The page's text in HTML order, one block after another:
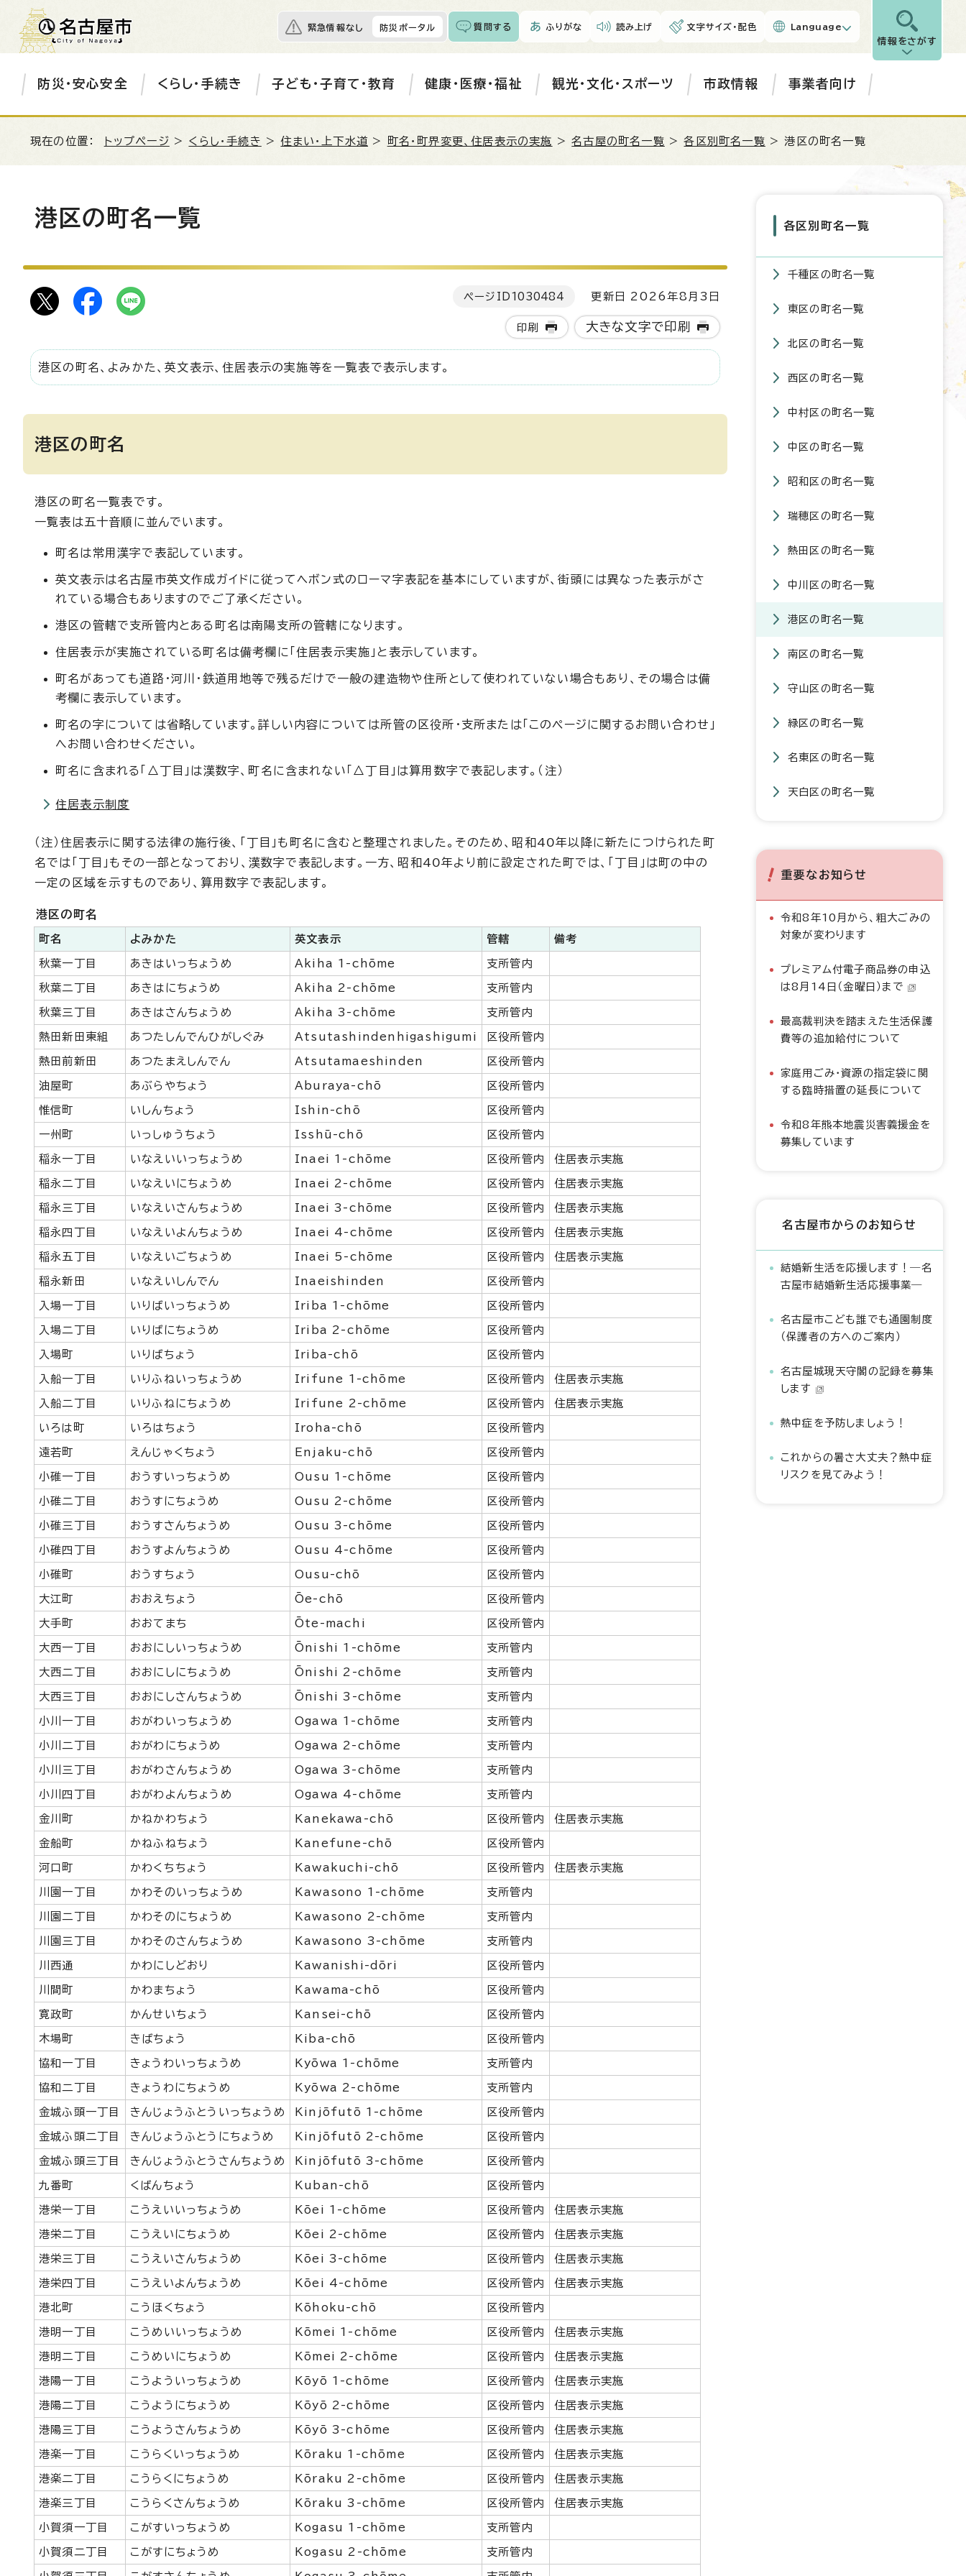
緊急情報なし 防災ポータル 質問する ふりがな 読み上げ 文字サイズ・配色 Language
情報をさがす
防災・安心安全 くらし・手続き 子ども・子育て・教育 健康・医療・福祉 観光・文化・スポーツ 市政情報 事業者向け
現在の位置： トップページ > くらし・手続き >住まい・上下水道 > 町名・町界変更、住居表示の実施 >名古屋の町名一覧 >各区別町名一覧 > 港区の町名一覧
港区の町名一覧
ページID 1030484 更新日 2026年8月3日
印刷 大きな文字で印刷
港区の町名、よみかた、英文表示、住居表示の実施等を一覧表で表示します。
港区の町名
港区の町名一覧表です。
一覧表は五十音順に並んでいます。
町名は常用漢字で表記しています。
英文表示は名古屋市英文作成ガイドに従ってヘボン式のローマ字表記を基本にしていますが、街頭には異なった表示がさ
れている場合もありますのでご了承ください。
港区の管轄で支所管内とある町名は南陽支所の管轄になります。
住居表示が実施されている町名は備考欄に「住居表示実施」と表示しています。
町名があっても道路・河川・鉄道用地等で残るだけで一般の建造物や住所として使われていない場合もあり、その場合は備
考欄に表示しています。
町名の字については省略しています。詳しい内容については所管の区役所・支所または「このページに関するお問い合わせ」
へお問い合わせください。
町名に含まれる「△丁目」は漢数字、町名に含まれない「△丁目」は算用数字で表記します。（注）
住居表示制度
（注）住居表示に関する法律の施行後、「丁目」も町名に含むと整理されました。そのため、昭和40年以降に新たにつけられた町
名では「丁目」もその一部となっており、漢数字で表記します。一方、昭和40年より前に設定された町では、「丁目」は町の中の
一定の区域を示すものであり、算用数字で表記します。
港区の町名
町名 よみかた 英文表示 管轄 備考
秋葉一丁目 あきはいっちょうめ Akiha 1-chōme 支所管内
秋葉二丁目 あきはにちょうめ Akiha 2-chōme 支所管内
秋葉三丁目 あきはさんちょうめ Akiha 3-chōme 支所管内
熱田新田東組 あつたしんでんひがしぐみ Atsutashindenhigashigumi 区役所管内
熱田前新田 あつたまえしんでん Atsutamaeshinden 区役所管内
油屋町 あぶらやちょう Aburaya-chō 区役所管内
惟信町 いしんちょう Ishin-chō 区役所管内
一州町 いっしゅうちょう Isshū-chō 区役所管内
稲永一丁目 いなえいいっちょうめ Inaei 1-chōme 区役所管内 住居表示実施
稲永二丁目 いなえいにちょうめ Inaei 2-chōme 区役所管内 住居表示実施
稲永三丁目 いなえいさんちょうめ Inaei 3-chōme 区役所管内 住居表示実施
稲永四丁目 いなえいよんちょうめ Inaei 4-chōme 区役所管内 住居表示実施
稲永五丁目 いなえいごちょうめ Inaei 5-chōme 区役所管内 住居表示実施
稲永新田 いなえいしんでん Inaeishinden 区役所管内
入場一丁目 いりばいっちょうめ Iriba 1-chōme 区役所管内
入場二丁目 いりばにちょうめ Iriba 2-chōme 区役所管内
入場町 いりばちょう Iriba-chō 区役所管内
入船一丁目 いりふねいっちょうめ Irifune 1-chōme 区役所管内 住居表示実施
入船二丁目 いりふねにちょうめ Irifune 2-chōme 区役所管内 住居表示実施
いろは町 いろはちょう Iroha-chō 区役所管内
遠若町 えんじゃくちょう Enjaku-chō 区役所管内
小碓一丁目 おうすいっちょうめ Ousu 1-chōme 区役所管内
小碓二丁目 おうすにちょうめ Ousu 2-chōme 区役所管内
小碓三丁目 おうすさんちょうめ Ousu 3-chōme 区役所管内
小碓四丁目 おうすよんちょうめ Ousu 4-chōme 区役所管内
小碓町 おうすちょう Ousu-chō 区役所管内
大江町 おおえちょう Ōe-chō 区役所管内
大手町 おおてまち Ōte-machi 区役所管内
大西一丁目 おおにしいっちょうめ Ōnishi 1-chōme 支所管内
大西二丁目 おおにしにちょうめ Ōnishi 2-chōme 支所管内
大西三丁目 おおにしさんちょうめ Ōnishi 3-chōme 支所管内
小川一丁目 おがわいっちょうめ Ogawa 1-chōme 支所管内
小川二丁目 おがわにちょうめ Ogawa 2-chōme 支所管内
小川三丁目 おがわさんちょうめ Ogawa 3-chōme 支所管内
小川四丁目 おがわよんちょうめ Ogawa 4-chōme 支所管内
金川町 かねかわちょう Kanekawa-chō 区役所管内 住居表示実施
金船町 かねふねちょう Kanefune-chō 区役所管内
河口町 かわくちちょう Kawakuchi-chō 区役所管内 住居表示実施
川園一丁目 かわそのいっちょうめ Kawasono 1-chōme 支所管内
川園二丁目 かわそのにちょうめ Kawasono 2-chōme 支所管内
川園三丁目 かわそのさんちょうめ Kawasono 3-chōme 支所管内
川西通 かわにしどおり Kawanishi-dōri 区役所管内
川間町 かわまちょう Kawama-chō 区役所管内
寛政町 かんせいちょう Kansei-chō 区役所管内
木場町 きばちょう Kiba-chō 区役所管内
協和一丁目 きょうわいっちょうめ Kyōwa 1-chōme 支所管内
協和二丁目 きょうわにちょうめ Kyōwa 2-chōme 支所管内
金城ふ頭一丁目 きんじょうふとういっちょうめ Kinjōfutō 1-chōme 区役所管内
金城ふ頭二丁目 きんじょうふとうにちょうめ Kinjōfutō 2-chōme 区役所管内
金城ふ頭三丁目 きんじょうふとうさんちょうめ Kinjōfutō 3-chōme 区役所管内
九番町 くばんちょう Kuban-chō 区役所管内
港栄一丁目 こうえいいっちょうめ Kōei 1-chōme 区役所管内 住居表示実施
港栄二丁目 こうえいにちょうめ Kōei 2-chōme 区役所管内 住居表示実施
港栄三丁目 こうえいさんちょうめ Kōei 3-chōme 区役所管内 住居表示実施
港栄四丁目 こうえいよんちょうめ Kōei 4-chōme 区役所管内 住居表示実施
港北町 こうほくちょう Kōhoku-chō 区役所管内
港明一丁目 こうめいいっちょうめ Kōmei 1-chōme 区役所管内 住居表示実施
港明二丁目 こうめいにちょうめ Kōmei 2-chōme 区役所管内 住居表示実施
港陽一丁目 こうよういっちょうめ Kōyō 1-chōme 区役所管内 住居表示実施
港陽二丁目 こうようにちょうめ Kōyō 2-chōme 区役所管内 住居表示実施
港陽三丁目 こうようさんちょうめ Kōyō 3-chōme 区役所管内 住居表示実施
港楽一丁目 こうらくいっちょうめ Kōraku 1-chōme 区役所管内 住居表示実施
港楽二丁目 こうらくにちょうめ Kōraku 2-chōme 区役所管内 住居表示実施
港楽三丁目 こうらくさんちょうめ Kōraku 3-chōme 区役所管内 住居表示実施
小賀須一丁目 こがすいっちょうめ Kogasu 1-chōme 支所管内
小賀須二丁目 こがすにちょうめ Kogasu 2-chōme 支所管内
各区別町名一覧
千種区の町名一覧
東区の町名一覧
北区の町名一覧
西区の町名一覧
中村区の町名一覧
中区の町名一覧
昭和区の町名一覧
瑞穂区の町名一覧
熱田区の町名一覧
中川区の町名一覧
港区の町名一覧
南区の町名一覧
守山区の町名一覧
緑区の町名一覧
名東区の町名一覧
天白区の町名一覧
重要なお知らせ
令和8年10月から、粗大ごみの
対象が変わります
プレミアム付電子商品券の申込
は8月14日（金曜日）まで
最高裁判決を踏まえた生活保護
費等の追加給付について
家庭用ごみ・資源の指定袋に関
する臨時措置の延長について
令和8年熊本地震災害義援金を
募集しています
名古屋市からのお知らせ
結婚新生活を応援します！―名
古屋市結婚新生活応援事業―
名古屋市こども誰でも通園制度
（保護者の方へのご案内）
名古屋城現天守閣の記録を募集
します
熱中症を予防しましょう！
これからの暑さ大丈夫？熱中症
リスクを見てみよう！